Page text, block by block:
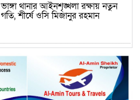
ভাঙ্গা থানার আইনশৃঙ্খলা রক্ষায় নতুন
গতি, শীর্ষে ওসি মিজানুর রহমান
ময়মনসিংহের অতিরিক্ত জেলা প্রশাসক
(রাজস্ব) আজিম উদ্দিন ভূমি মন্ত্রণালয়ে
পদায়ন